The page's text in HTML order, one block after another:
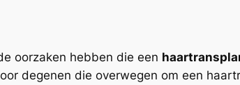
oorzaken hebben die een
degenen die overwegen om een